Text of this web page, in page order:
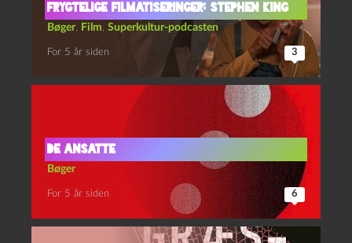
Frygtelige Filmatiseringer: Stephen King
Bøger, Film, Superkultur-podcasten
For 5 år siden 3
De ansatte
Bøger
For 5 år siden 6